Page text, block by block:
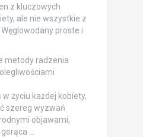
z kluczowych
ale nie wszystkie z
proste i
metody radzenia
życiu każdej kobiety,
szereg wyzwań
objawami,
…